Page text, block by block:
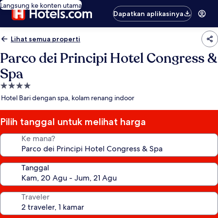
Langsung ke konten utama
Dapatkan aplikasinya
Lihat semua properti
Parco dei Principi Hotel Congress &
Spa
Properti
bintang
Hotel Bari dengan spa, kolam renang indoor
Pilih tanggal untuk melihat harga
Ke mana?
Tanggal
Traveler